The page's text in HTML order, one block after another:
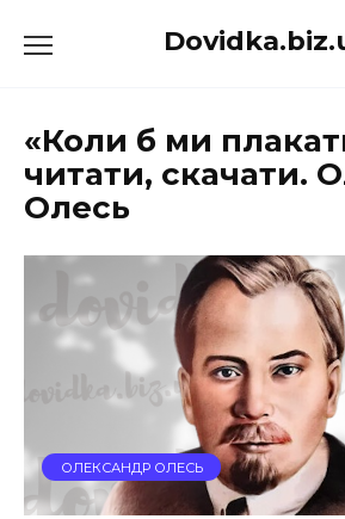
до
«Коли б ми
читати, скачати.
Олесь
ОЛЕКСАНДР ОЛЕСЬ